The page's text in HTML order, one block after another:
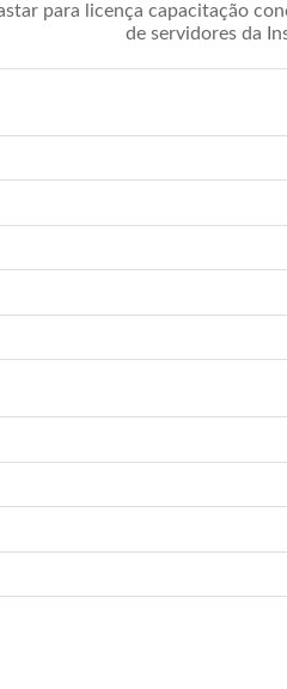
para licença capacitação
de servidores da